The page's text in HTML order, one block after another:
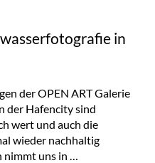
in
der OPEN ART Galerie
der Hafencity sind
wert und auch die
wieder nachhaltig
nimmt uns in …